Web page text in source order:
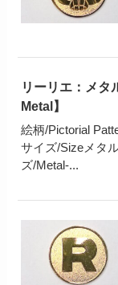
リーリエ：メタ
Metal】
絵柄/Pictorial
サイズ/Sizeメタ
ズ/Metal-...